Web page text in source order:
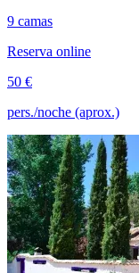
9 camas
Reserva online
50 €
pers./noche (aprox.)